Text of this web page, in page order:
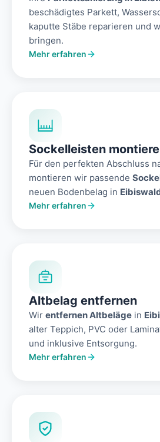
beschädigtes Parkett,
kaputte Stäbe reparieren und
bringen.
Mehr erfahren
Sockelleisten
Für den perfekten Abschluss
montieren wir passende
neuen Bodenbelag in
Mehr erfahren
Altbelag entfernen
Wir entfernen Altbeläge in
alter Teppich, PVC oder
und inklusive Entsorgung.
Mehr erfahren